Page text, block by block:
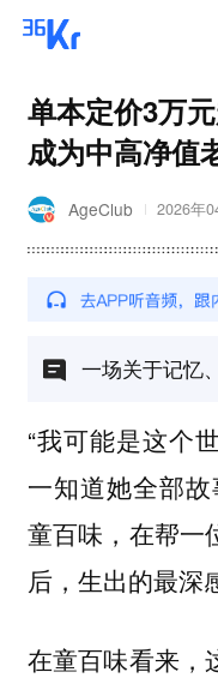
单本定价3万
成为中高净值
AgeClub 2026年
一场关于记忆
“我可能是这个
一知道她全部
童百味，在帮一
后，生出的最深
在童百味看来，